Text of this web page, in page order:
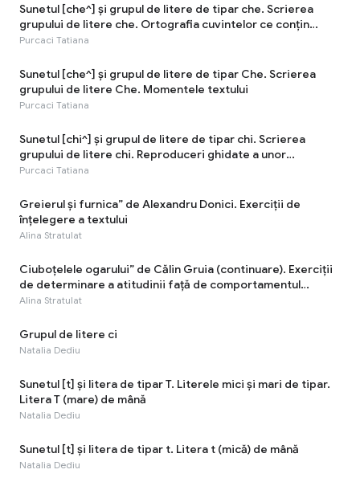
Sunetul [che^] şi grupul de litere de tipar che. Scrierea
grupului de litere che. Ortografia cuvintelor ce conțin
grupul de litere che
Purcaci Tatiana
Sunetul [che^] şi grupul de litere de tipar Che. Scrierea
grupului de litere Che. Momentele textului
Purcaci Tatiana
Sunetul [chi^] şi grupul de litere de tipar chi. Scrierea
grupului de litere chi. Reproduceri ghidate a unor
fragmente din texte. Faptele istorice ale strămoșilor noștri
Purcaci Tatiana
Greierul și furnica” de Alexandru Donici. Exerciţii de
înţelegere a textului
Alina Stratulat
Ciuboțelele ogarului” de Călin Gruia (continuare). Exerciții
de determinare a atitudinii faţă de comportamentul
personajelor
Alina Stratulat
Grupul de litere ci
Natalia Dediu
Sunetul [t] şi litera de tipar T. Literele mici și mari de tipar.
Litera T (mare) de mână
Natalia Dediu
Sunetul [t] şi litera de tipar t. Litera t (mică) de mână
Natalia Dediu